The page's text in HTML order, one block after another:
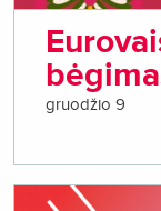
gruodžio 9